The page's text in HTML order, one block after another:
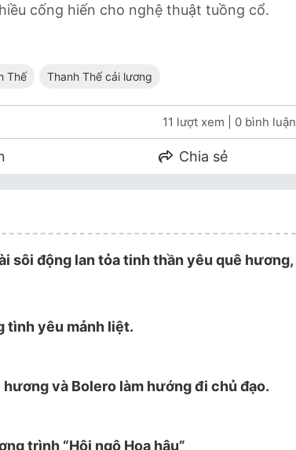
cống hiến cho nghệ thuật tuồng cổ.
Thế Thanh Thế cải lương
11 lượt xem | 0 bình luận
Chia sẻ
sôi động lan tỏa tinh thần yêu quê hương,
tình yêu mảnh liệt.
và Bolero làm hướng đi chủ đạo.
trình “Hội ngộ Hoa hậu”